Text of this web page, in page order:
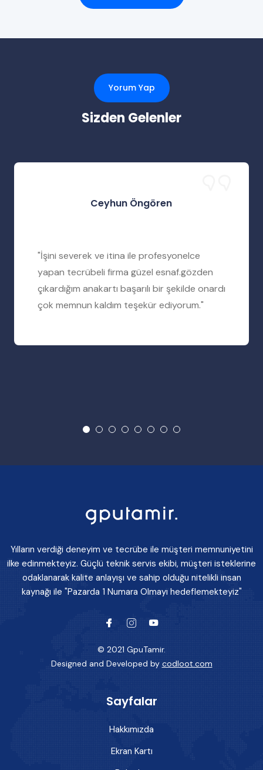
Yorum Yap
Sizden Gelenler
Ceyhun Öngören
"İşini severek ve itina ile profesyonelce
yapan tecrübeli firma güzel esnaf.gözden
çıkardığım anakartı başarılı bir şekilde onardı
çok memnun kaldım teşekür ediyorum."
Yılların verdiği deneyim ve tecrübe ile müşteri memnuniyetini
ilke edinmekteyiz. Güçlü teknik servis ekibi, müşteri isteklerine
odaklanarak kalite anlayışı ve sahip olduğu nitelikli insan
kaynağı ile "Pazarda 1 Numara Olmayı hedeflemekteyiz"
© 2021 GpuTamir.
Designed and Developed by codloot.com
Sayfalar
Hakkımızda
Ekran Kartı